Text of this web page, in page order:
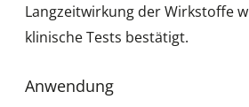
Langzeitwirkung der Wirkstoffe
klinische Tests bestätigt.
Anwendung